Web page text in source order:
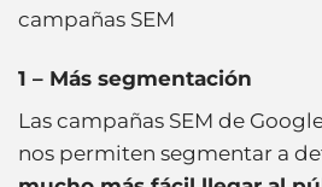
campañas SEM
1 – Más segmentación
Las campañas SEM de
nos permiten segmentar a